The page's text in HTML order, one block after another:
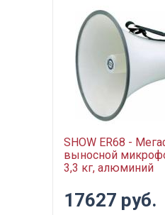
SHOW ER68 -
выносной
3,3 кг, алюминий
17627 руб.